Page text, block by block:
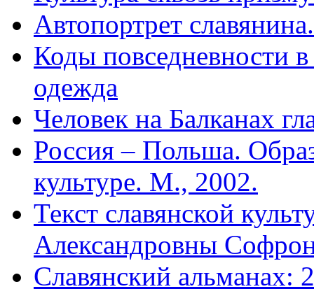
Автопортрет
Коды повседневности
одежда
Человек на Балканах
Россия – Польша.
культуре. М., 2002.
Текст славянской
Александровны
Славянский альманах: